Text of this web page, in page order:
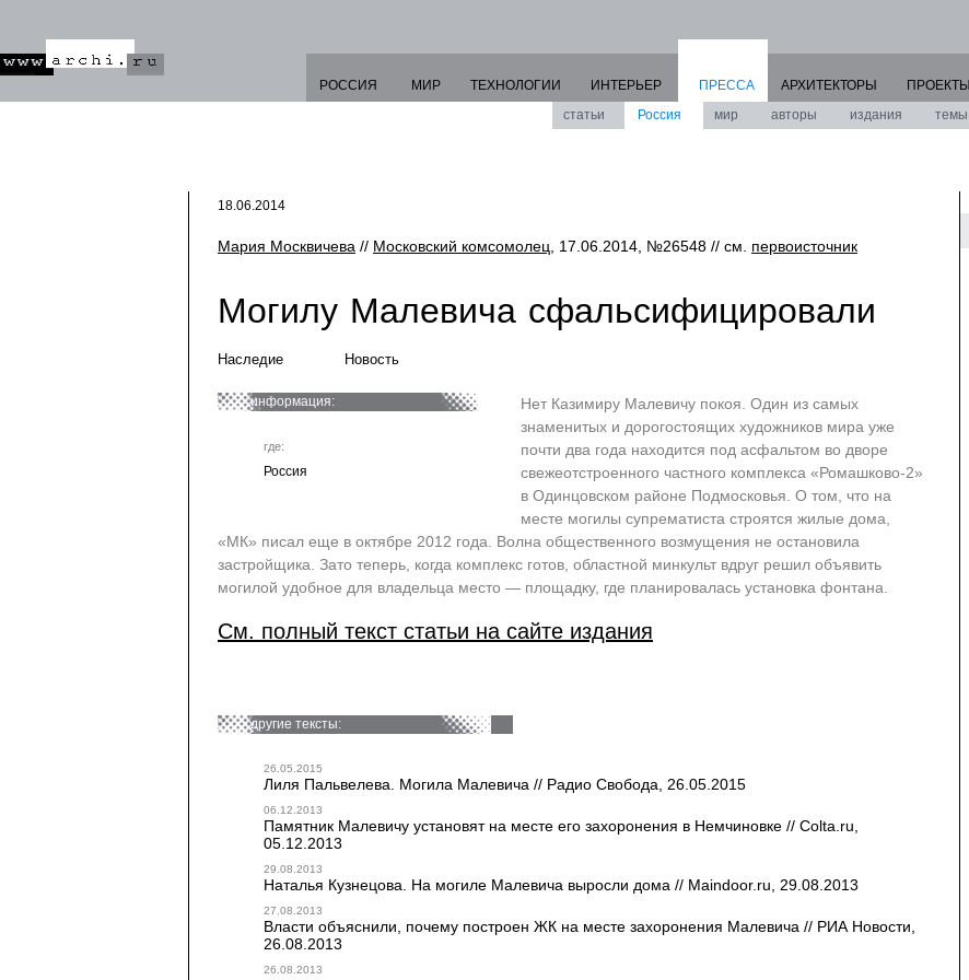
РОССИЯ МИР ТЕХНОЛОГИИ ИНТЕРЬЕР
ПРЕССА
статьи
Россия мир авторы издания темы
АРХИТЕКТОРЫ ПРОЕКТЫ
18.06.2014
Мария Москвичева // Московский комсомолец , 17.06.2014, №26548 // см. первоисточник
Могилу Малевича сфальсифицировали
Наследие Новость
информация:
где:
Россия
Нет Казимиру Малевичу покоя. Один из самых
знаменитых и дорогостоящих художников мира уже
почти два года находится под асфальтом во дворе
свежеотстроенного частного комплекса «Ромашково-2»
в Одинцовском районе Подмосковья. О том, что на
месте могилы супрематиста строятся жилые дома,
«МК» писал еще в октябре 2012 года. Волна общественного возмущения не остановила
застройщика. Зато теперь, когда комплекс готов, областной минкульт вдруг решил объявить
могилой удобное для владельца место — площадку, где планировалась установка фонтана.
См. полный текст статьи на сайте издания
другие тексты:
26.05.2015
Лиля Пальвелева. Могила Малевича // Радио Свобода, 26.05.2015
06.12.2013
Памятник Малевичу установят на месте его захоронения в Немчиновке // Colta.ru,
05.12.2013
29.08.2013
Наталья Кузнецова. На могиле Малевича выросли дома // Maindoor.ru, 29.08.2013
27.08.2013
Власти объяснили, почему построен ЖК на месте захоронения Малевича // РИА Новости,
26.08.2013
26.08.2013